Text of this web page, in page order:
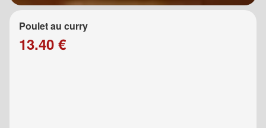
Poulet au curry
13.40 €